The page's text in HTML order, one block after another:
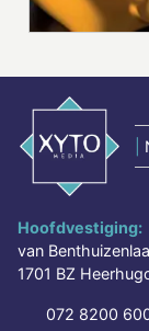
Hoofdvestiging:
van
1701 BZ
072 8200